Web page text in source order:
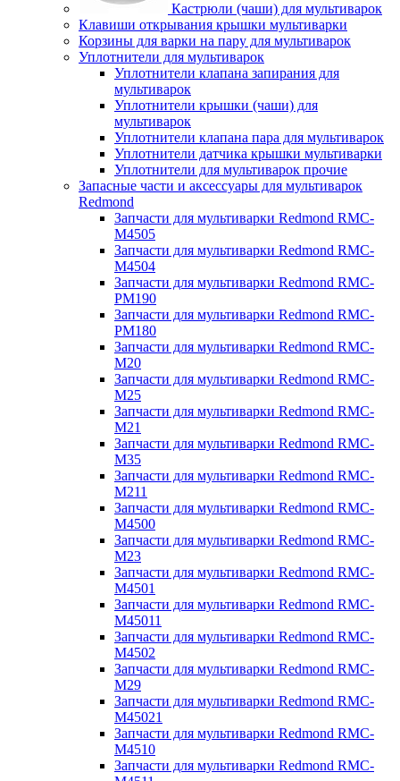
Кастрюли (чаши) для мультиварок
Клавиши открывания крышки мультиварки
Корзины для варки на пару для мультиварок
Уплотнители для мультиварок
Уплотнители клапана запирания для
мультиварок
Уплотнители крышки (чаши) для
мультиварок
Уплотнители клапана пара для мультиварок
Уплотнители датчика крышки мультиварки
Уплотнители для мультиварок прочие
Запасные части и аксессуары для мультиварок
Redmond
Запчасти для мультиварки Redmond RMC-
M4505
Запчасти для мультиварки Redmond RMC-
M4504
Запчасти для мультиварки Redmond RMC-
PM190
Запчасти для мультиварки Redmond RMC-
PM180
Запчасти для мультиварки Redmond RMC-
M20
Запчасти для мультиварки Redmond RMC-
M25
Запчасти для мультиварки Redmond RMC-
M21
Запчасти для мультиварки Redmond RMC-
M35
Запчасти для мультиварки Redmond RMC-
M211
Запчасти для мультиварки Redmond RMC-
M4500
Запчасти для мультиварки Redmond RMC-
M23
Запчасти для мультиварки Redmond RMC-
M4501
Запчасти для мультиварки Redmond RMC-
M45011
Запчасти для мультиварки Redmond RMC-
M4502
Запчасти для мультиварки Redmond RMC-
M29
Запчасти для мультиварки Redmond RMC-
M45021
Запчасти для мультиварки Redmond RMC-
M4510
Запчасти для мультиварки Redmond RMC-